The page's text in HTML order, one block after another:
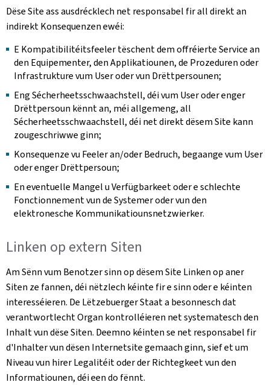
Dëse Site ass ausdrécklech net responsabel fir all direkt an
indirekt Konsequenzen ewéi:
E Kompatibilitéitsfeeler tëschent dem offréierte Service an
den Equipementer, den Applikatiounen, de Prozeduren oder
Infrastrukture vum User oder vun Drëttpersounen;
Eng Sécherheetsschwaachstell, déi vum User oder enger
Drëttpersoun kënnt an, méi allgemeng, all
Sécherheetsschwaachstell, déi net direkt dësem Site kann
zougeschriwwe ginn;
Konsequenze vu Feeler an/oder Bedruch, begaange vum User
oder enger Drëttpersoun;
En eventuelle Mangel u Verfügbarkeet oder e schlechte
Fonctionnement vun de Systemer oder vun den
elektronesche Kommunikatiounsnetzwierker.
Linken op extern Siten
Am Sënn vum Benotzer sinn op dësem Site Linken op aner
Siten ze fannen, déi nëtzlech kéinte fir e sinn oder e kéinten
interesséieren. De Lëtzebuerger Staat a besonnesch dat
verantwortlecht Organ kontrolléieren net systematesch den
Inhalt vun dëse Siten. Deemno kéinten se net responsabel fir
d'Inhalter vun dësen Internetsite gemaach ginn, sief et um
Niveau vun hirer Legalitéit oder der Richtegkeet vun den
Informatiounen, déi een do fënnt.